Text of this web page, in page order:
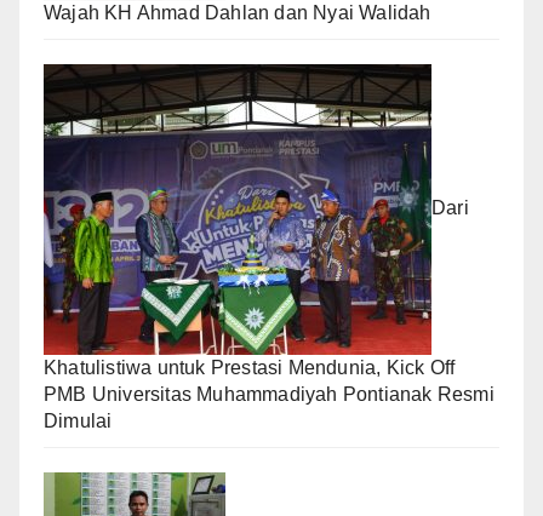
Wajah KH Ahmad Dahlan dan Nyai Walidah
Dari
Khatulistiwa untuk Prestasi Mendunia, Kick Off
PMB Universitas Muhammadiyah Pontianak Resmi
Dimulai